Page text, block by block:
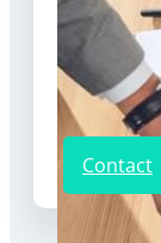
Adresa
Municipiul
Telefon
+4 0723 196
Contact